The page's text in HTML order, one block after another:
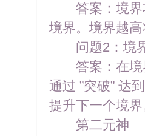
答案：境界功
境界。境界越
问题2：境
答案：在境界
通过 ”突破” 达
提升下一个境
第二元神